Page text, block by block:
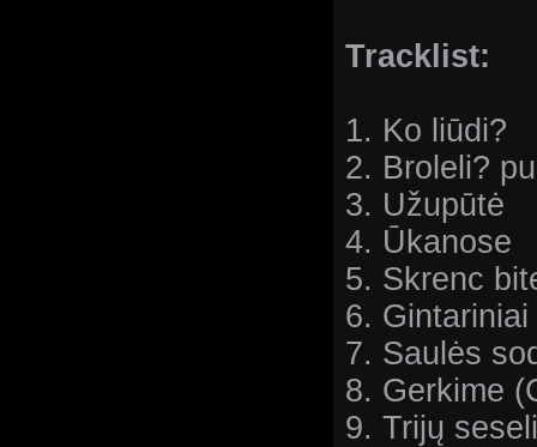
Tracklist:
1. Ko liūdi?
2. Broleli?
3. Užupūtė
4. Ūkanose
5. Skrenc
6.
7. Saulės
8. Gerkime
9. Trijų